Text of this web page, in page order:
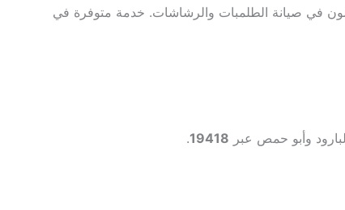
في صيانة الطلمبات والرشاشات. خدمة متوفرة في
وأبو حمص عبر 19418
.